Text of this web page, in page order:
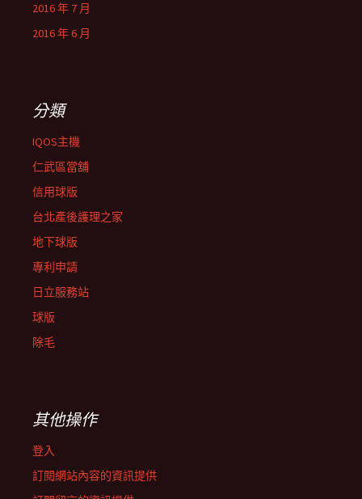
2016 年 7 月
2016 年 6 月
分類
IQOS主機
仁武區當舖
信用球版
台北產後護理之家
地下球版
專利申請
日立服務站
球版
除毛
其他操作
登入
訂閱網站內容的資訊提供